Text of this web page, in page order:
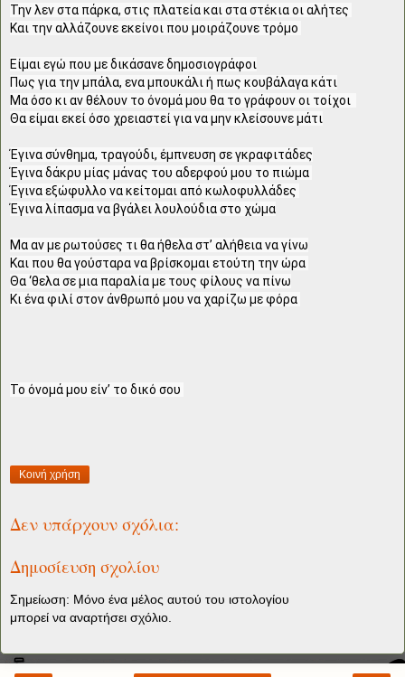
Την λεν στα πάρκα, στις πλατεία και στα στέκια οι αλήτες
Και την αλλάζουνε εκείνοι που μοιράζουνε τρόμο
Είμαι εγώ που με δικάσανε δημοσιογράφοι
Πως για την μπάλα, ενα μπουκάλι ή πως κουβάλαγα κάτι
Μα όσο κι αν θέλουν το όνομά μου θα το γράφουν οι τοίχοι
Θα είμαι εκεί όσο χρειαστεί για να μην κλείσουνε μάτι
Έγινα σύνθημα, τραγούδι, έμπνευση σε γκραφιτάδες
Έγινα δάκρυ μίας μάνας του αδερφού μου το πιώμα
Έγινα εξώφυλλο να κείτομαι από κωλοφυλλάδες
Έγινα λίπασμα να βγάλει λουλούδια στο χώμα
Μα αν με ρωτούσες τι θα ήθελα στ’ αλήθεια να γίνω
Και που θα γούσταρα να βρίσκομαι ετούτη την ώρα
Θα ‘θελα σε μια παραλία με τους φίλους να πίνω
Κι ένα φιλί στον άνθρωπό μου να χαρίζω με φόρα
Κοινή χρήση
Δεν υπάρχουν σχόλια:
Δημοσίευση σχολίου
Σημείωση: Μόνο ένα μέλος αυτού του ιστολογίου
μπορεί να αναρτήσει σχόλιο.